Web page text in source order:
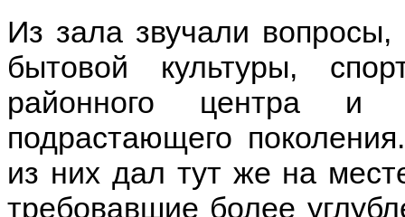
Из зала звучали вопросы,
бытовой культуры,
районного центра и
подрастающего
из них дал тут же на
требовавшие более